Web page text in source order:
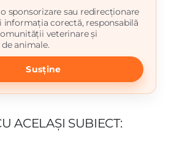
sponsorizare sau redirecționare
informația corectă, responsabilă
veterinare și
animale.
Susține
ACELAȘI SUBIECT: